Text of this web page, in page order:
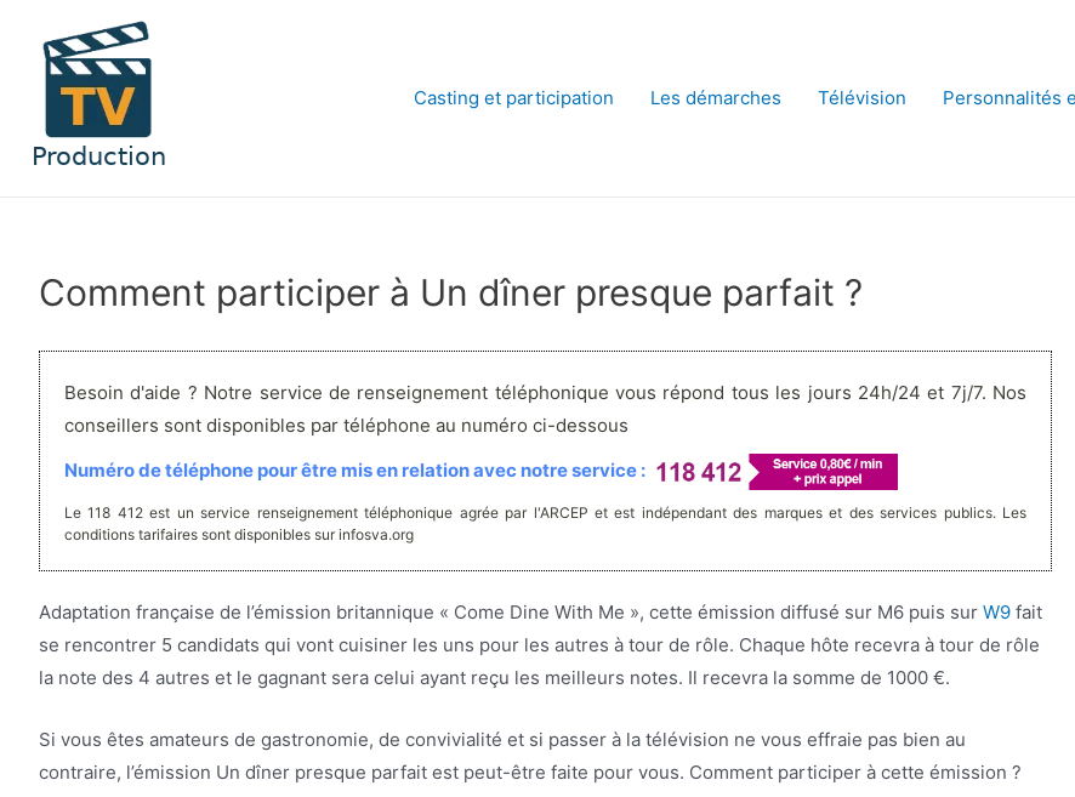
contenu
Casting et participation Les démarches Télévision Personnalités
Comment participer à Un dîner presque parfait ?
Besoin d'aide ? Notre service de renseignement téléphonique vous répond tous les jours 24h/24 et 7j/7. Nos
conseillers sont disponibles par téléphone au numéro ci-dessous
Numéro de téléphone pour être mis en relation avec notre service :
Le 118 412 est un service renseignement téléphonique agrée par l'ARCEP et est indépendant des marques et des services publics. Les
conditions tarifaires sont disponibles sur infosva.org
Adaptation française de l’émission britannique « Come Dine With Me », cette émission diffusé sur M6 puis sur W9 fait
se rencontrer 5 candidats qui vont cuisiner les uns pour les autres à tour de rôle. Chaque hôte recevra à tour de rôle
la note des 4 autres et le gagnant sera celui ayant reçu les meilleurs notes. Il recevra la somme de 1000 €.
Si vous êtes amateurs de gastronomie, de convivialité et si passer à la télévision ne vous effraie pas bien au
contraire, l’émission Un dîner presque parfait est peut-être faite pour vous. Comment participer à cette émission ?